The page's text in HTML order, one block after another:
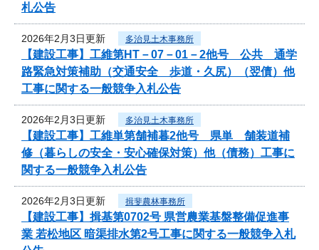
札公告
2026年2月3日更新 多治見土木事務所
【建設工事】工維第HT－07－01－2他号 公共 通学
路緊急対策補助（交通安全 歩道・久尻）（翌債）他
工事に関する一般競争入札公告
2026年2月3日更新 多治見土木事務所
【建設工事】工維単第舗補暮2他号 県単 舗装道補
修（暮らしの安全・安心確保対策）他（債務）工事に
関する一般競争入札公告
2026年2月3日更新 揖斐農林事務所
【建設工事】揖基第0702号 県営農業基盤整備促進事
業 若松地区 暗渠排水第2号工事に関する一般競争入札